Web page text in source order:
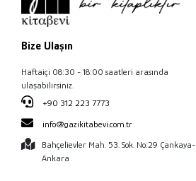
Bize Ulaşın
Haftaiçi 08:30 - 18:00 saatleri arasında
ulaşabilirsiniz.
+90 312 223 7773
info@gazikitabevi.com.tr
Bahçelievler Mah. 53. Sok. No:29 Çankaya-
Ankara